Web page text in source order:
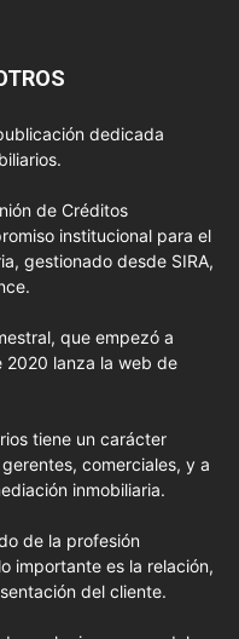
dedicada
de Créditos
institucional para el
gestionado desde SIRA,
que empezó a
lanza la web de
tiene un carácter
comerciales, y a
inmobiliaria.
de la profesión
importante es la relación,
del cliente.